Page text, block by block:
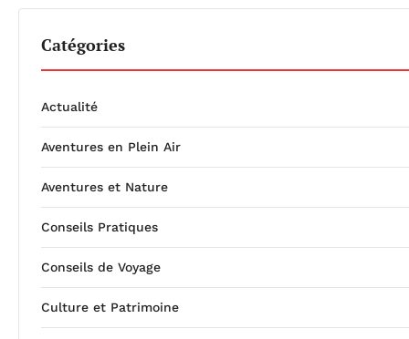
Catégories
Actualité
Aventures en Plein Air
Aventures et Nature
Conseils Pratiques
Conseils de Voyage
Culture et Patrimoine